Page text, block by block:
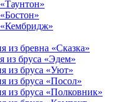
из бревна «Сказка»
из бруса «Эдем»
из бруса «Уют»
из бруса «Посол»
из бруса «Полковник»